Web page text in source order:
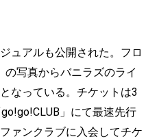
ュアルも公開された。フロ
の写真からバニラズのライ
なっている。チケットは3
」にて最速先行
ァンクラブに入会してチケ